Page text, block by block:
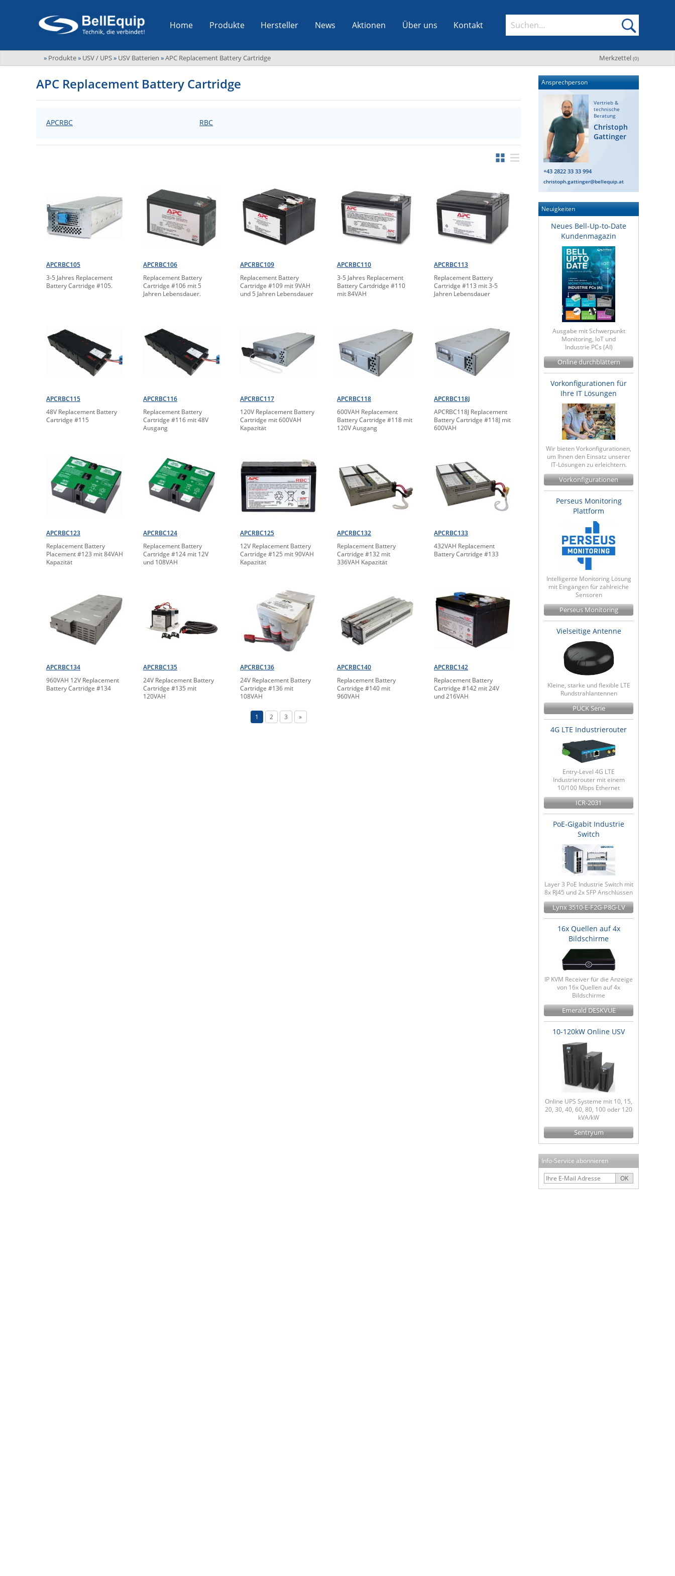
Home Produkte Hersteller News Aktionen Über uns Kontakt
Merkzettel (0)
» Produkte» USV / UPS» USV Batterien »APC Replacement Battery Cartridge
APC Replacement Battery Cartridge
APCRBC RBC
APCRBC105
3-5 Jahres Replacement
Battery Cartridge #105.
APCRBC106
Replacement Battery
Cartridge #106 mit 5
Jahren Lebensdauer.
APCRBC109
Replacement Battery
Cartridge #109 mit 9VAH
und 5 Jahren Lebensdauer
APCRBC110
3-5 Jahres Replacement
Battery Cartdridge #110
mit 84VAH
APCRBC113
Replacement Battery
Cartridge #113 mit 3-5
Jahren Lebensdauer
APCRBC115
48V Replacement Battery
Cartridge #115
APCRBC116
Replacement Battery
Cartridge #116 mit 48V
Ausgang
APCRBC117
120V Replacement Battery
Cartridge mit 600VAH
Kapazität
APCRBC118
600VAH Replacement
Battery Cartridge #118 mit
120V Ausgang
APCRBC118J
APCRBC118J Replacement
Battery Cartridge #118J mit
600VAH
APCRBC123
Replacement Battery
Placement #123 mit 84VAH
Kapazität
APCRBC124
Replacement Battery
Cartridge #124 mit 12V
und 108VAH
APCRBC125
12V Replacement Battery
Cartridge #125 mit 90VAH
Kapazität
APCRBC132
Replacement Battery
Cartridge #132 mit
336VAH Kapazität
APCRBC133
432VAH Replacement
Battery Cartridge #133
APCRBC134
960VAH 12V Replacement
Battery Cartridge #134
APCRBC135
24V Replacement Battery
Cartridge #135 mit
120VAH
APCRBC136
24V Replacement Battery
Cartridge #136 mit
108VAH
APCRBC140
Replacement Battery
Cartridge #140 mit
960VAH
APCRBC142
Replacement Battery
Cartridge #142 mit 24V
und 216VAH
1 2 3 »
Ansprechperson
Vertrieb &
technische
Beratung
Christoph
Gattinger
+43 2822 33 33 994
christoph.gattinger@bellequip.at
Neuigkeiten
Neues Bell-Up-to-Date
Kundenmagazin
Ausgabe mit Schwerpunkt
Monitoring, IoT und
Industrie PCs (AI)
Online durchblättern
Vorkonfigurationen für
Ihre IT Lösungen
Wir bieten Vorkonfigurationen,
um Ihnen den Einsatz unserer
IT-Lösungen zu erleichtern.
Vorkonfigurationen
Perseus Monitoring
Plattform
Intelligente Monitoring Lösung
mit Eingängen für zahlreiche
Sensoren
Perseus Monitoring
Vielseitige Antenne
Kleine, starke und flexible LTE
Rundstrahlantennen
PUCK Serie
4G LTE Industrierouter
Entry-Level 4G LTE
Industrierouter mit einem
10/100 Mbps Ethernet
ICR-2031
PoE-Gigabit Industrie
Switch
Layer 3 PoE Industrie Switch mit
8x RJ45 und 2x SFP Anschlüssen
Lynx 3510-E-F2G-P8G-LV
16x Quellen auf 4x
Bildschirme
IP KVM Receiver für die Anzeige
von 16x Quellen auf 4x
Bildschirme
Emerald DESKVUE
10-120kW Online USV
Online UPS Systeme mit 10, 15,
20, 30, 40, 60, 80, 100 oder 120
kVA/kW
Sentryum
Info-Service abonnieren
OK